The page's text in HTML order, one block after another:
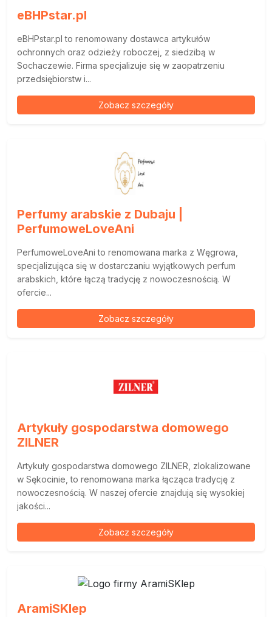
eBHPstar.pl
eBHPstar.pl to renomowany dostawca artykułów
ochronnych oraz odzieży roboczej, z siedzibą w
Sochaczewie. Firma specjalizuje się w zaopatrzeniu
przedsiębiorstw i...
Zobacz szczegóły
Perfumy arabskie z Dubaju |
PerfumoweLoveAni
PerfumoweLoveAni to renomowana marka z Węgrowa,
specjalizująca się w dostarczaniu wyjątkowych perfum
arabskich, które łączą tradycję z nowoczesnością. W
ofercie...
Zobacz szczegóły
Artykuły gospodarstwa domowego
ZILNER
Artykuły gospodarstwa domowego ZILNER, zlokalizowane
w Sękocinie, to renomowana marka łącząca tradycję z
nowoczesnością. W naszej ofercie znajdują się wysokiej
jakości...
Zobacz szczegóły
AramiSKlep